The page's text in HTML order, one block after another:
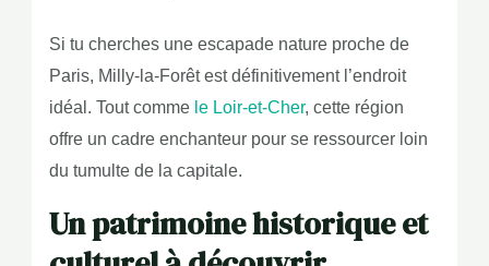
Si tu cherches une escapade nature proche de
Paris, Milly-la-Forêt est définitivement l’endroit
idéal. Tout comme le Loir-et-Cher, cette région
offre un cadre enchanteur pour se ressourcer loin
du tumulte de la capitale.
Un patrimoine historique et